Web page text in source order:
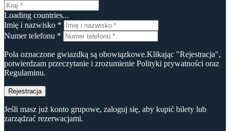
Loading countries...
Imię i nazwisko *
Numer telefonu *
Pola oznaczone gwiazdką są obowiązkowe.Klikając "Rejestracja",
potwierdzam przeczytanie i zrozumienie Polityki prywatności oraz
Regulaminu.
Rejestracja
Jeśli masz już konto grupowe, zaloguj się, aby kupić bilety lub
zarządzać rezerwacjami.